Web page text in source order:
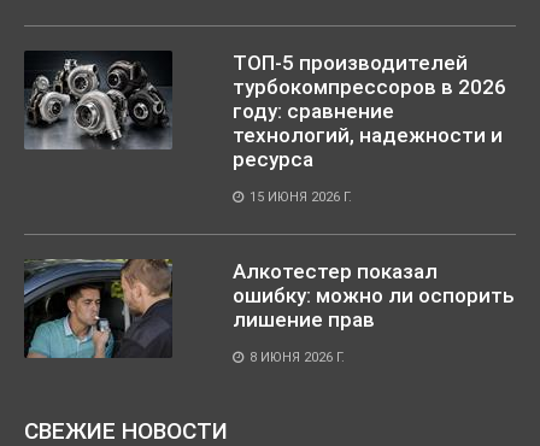
ТОП-5 производителей
турбокомпрессоров в 2026
году: сравнение
технологий, надежности и
ресурса
15 ИЮНЯ 2026 Г.
Алкотестер показал
ошибку: можно ли оспорить
лишение прав
8 ИЮНЯ 2026 Г.
СВЕЖИЕ НОВОСТИ